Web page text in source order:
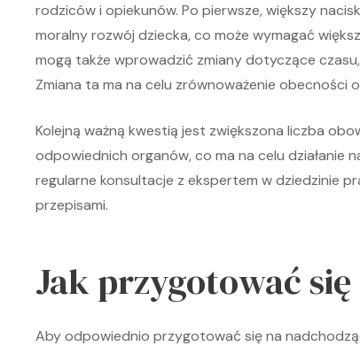
rodziców i opiekunów. Po pierwsze, większy
moralny rozwój dziecka, co może wymagać
mogą także wprowadzić zmiany dotyczące
Zmiana ta ma na celu zrównoważenie obecności
Kolejną ważną kwestią jest zwiększona liczba
odpowiednich organów, co ma na celu działanie
regularne konsultacje z ekspertem w dziedzinie
przepisami.
Jak przygotować
Aby odpowiednio przygotować się na